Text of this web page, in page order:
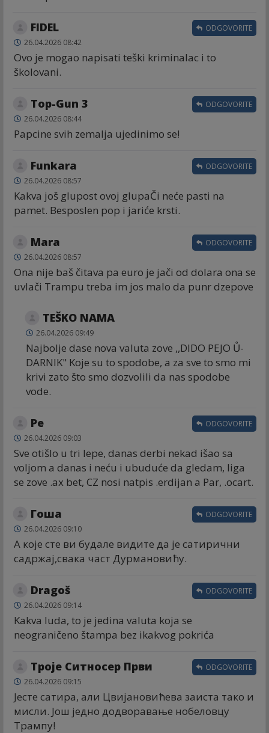
FIDEL
26.04.2026 08:42
Ovo je mogao napisati teški kriminalac i to
školovani.
ODGOVORITE
Top-Gun 3
26.04.2026 08:44
Papcine svih zemalja ujedinimo se!
ODGOVORITE
Funkara
26.04.2026 08:57
Kakva još glupost ovoj glupaČi neće pasti na
pamet. Besposlen pop i jariće krsti.
ODGOVORITE
Mara
26.04.2026 08:57
Ona nije baš čitava pa euro je jači od dolara ona se
uvlači Trampu treba im jos malo da punr dzepove
ODGOVORITE
TEŠKO NAMA
26.04.2026 09:49
Najbolje dase nova valuta zove ,,DIDO PEJO Ů-
DARNIK" Koje su to spodobe, a za sve to smo mi
krivi zato što smo dozvolili da nas spodobe
vode.
Ре
26.04.2026 09:03
Sve otišlo u tri lepe, danas derbi nekad išao sa
voljom a danas i neću i ubuduće da gledam, liga
se zove .ax bet, CZ nosi natpis .erdijan a Par, .ocart.
ODGOVORITE
Гоша
26.04.2026 09:10
А које сте ви будале видите да је сатирични
садржај,свака част Дурмановићу.
ODGOVORITE
Dragoš
26.04.2026 09:14
Kakva luda, to je jedina valuta koja se
neograničeno štampa bez ikakvog pokrića
ODGOVORITE
Троје Ситносер Први
26.04.2026 09:15
Јесте сатира, али Цвијановићева заиста тако и
мисли. Још једно додворавање нобеловцу
Трампу!
ODGOVORITE